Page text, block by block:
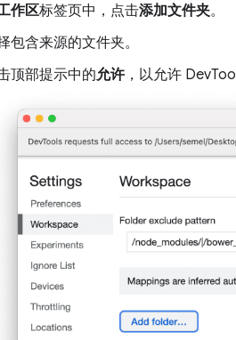
作区标签页中，点击添加文件夹。
包含来源的文件夹。
顶部提示中的允许 ，以允许